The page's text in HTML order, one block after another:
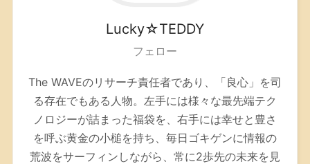
Lucky☆TEDDY
フェロー
The WAVEのリサーチ責任者であり、「良心」を司
る存在でもある人物。左手には様々な最先端テク
ノロジーが詰まった福袋を、右手には幸せと豊さ
を呼ぶ黄金の小槌を持ち、毎日ゴキゲンに情報の
荒波をサーフィンしながら、常に2歩先の未来を見